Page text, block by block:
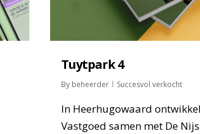
Tuytpark 4
By beheerder Succesvol verkocht
In Heerhugowaard
Vastgoed samen met De Nijs